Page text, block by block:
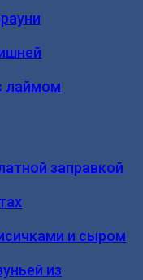
лаймом
заправкой
и сыром
из